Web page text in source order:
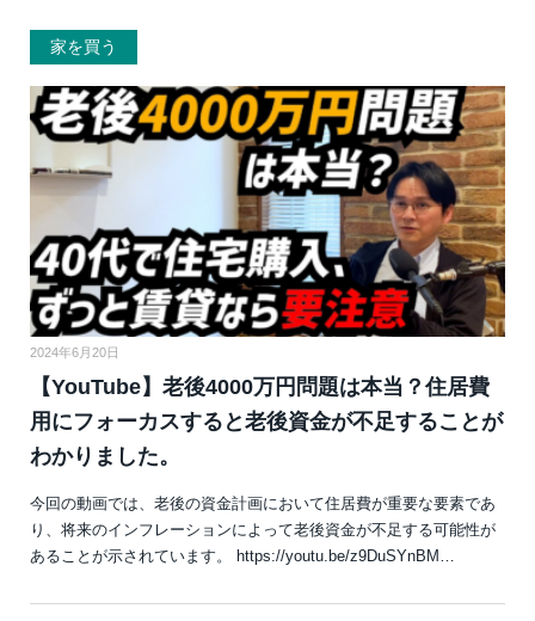
家を買う
2024年6月20日
【YouTube】老後4000万円問題は本当？住居費
用にフォーカスすると老後資金が不足することが
わかりました。
今回の動画では、老後の資金計画において住居費が重要な要素であ
り、将来のインフレーションによって老後資金が不足する可能性が
あることが示されています。 https://youtu.be/z9DuSYnBM…